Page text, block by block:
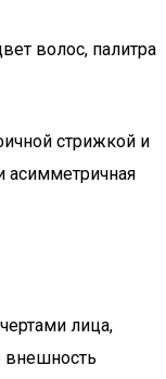
волос, палитра
стрижкой и
асимметричная
лица,
внешность